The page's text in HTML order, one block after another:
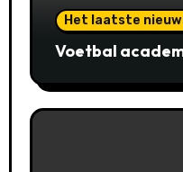
Het laatste
Voetbal